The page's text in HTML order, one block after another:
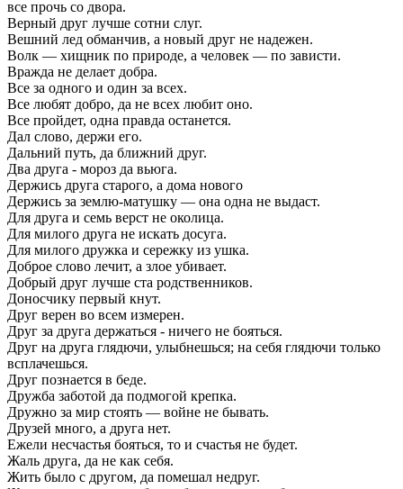
все прочь со двора.
Верный друг лучше сотни слуг.
Вешний лед обманчив, а новый друг не надежен.
Волк — хищник по природе, а человек — по зависти.
Вражда не делает добра.
Все за одного и один за всех.
Все любят добро, да не всех любит оно.
Все пройдет, одна правда останется.
Дал слово, держи его.
Дальний путь, да ближний друг.
Два друга - мороз да вьюга.
Держись друга старого, а дома нового
Держись за землю-матушку — она одна не выдаст.
Для друга и семь верст не околица.
Для милого друга не искать досуга.
Для милого дружка и сережку из ушка.
Доброе слово лечит, а злое убивает.
Добрый друг лучше ста родственников.
Доносчику первый кнут.
Друг верен во всем измерен.
Друг за друга держаться - ничего не бояться.
Друг на друга глядючи, улыбнешься; на себя глядючи только
всплачешься.
Друг познается в беде.
Дружба заботой да подмогой крепка.
Дружно за мир стоять — войне не бывать.
Друзей много, а друга нет.
Ежели несчастья бояться, то и счастья не будет.
Жаль друга, да не как себя.
Жить было с другом, да помешал недруг.